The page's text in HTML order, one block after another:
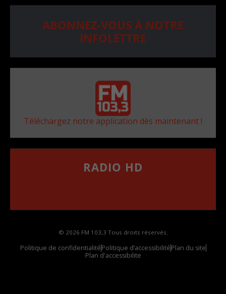
ABONNEZ-VOUS À NOTRE
INFOLETTRE
Téléchargez notre application dès maintenant !
RADIO HD
© 2026 FM 103,3 Tous droits réservés.
Politique de confidentialitéPolitique d’accessibilitéPlan du site
Plan d'accessibilite